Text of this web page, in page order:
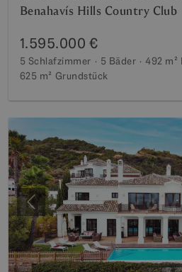
Benahavís Hills Country Club
1.595.000 €
5 Schlafzimmer 5 Bäder 492 m²
625 m² Grundstück
Vorherige